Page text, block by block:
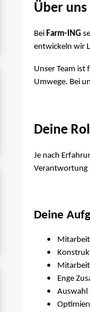
Über uns
Bei Farm-ING
entwickeln wir
Unser Team
Umwege. Bei
Deine
Je nach
Verantwortung
Deine
Enge
Auswahl